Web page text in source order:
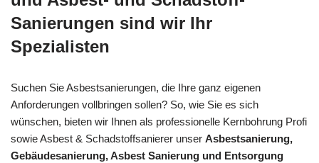
Sanierungen sind wir Ihr
Spezialisten
Suchen Sie Asbestsanierungen, die Ihre ganz eigenen
Anforderungen vollbringen sollen? So, wie Sie es sich
wünschen, bieten wir Ihnen als professionelle Kernbohrung Profi
sowie Asbest & Schadstoffsanierer unser Asbestsanierung,
Gebäudesanierung, Asbest Sanierung und Entsorgung